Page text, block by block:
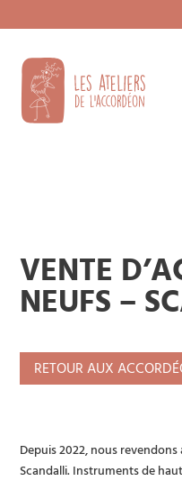
VENTE
NEUFS –
RETOUR AUX
Depuis 2022, nous
Scandalli. Instruments de